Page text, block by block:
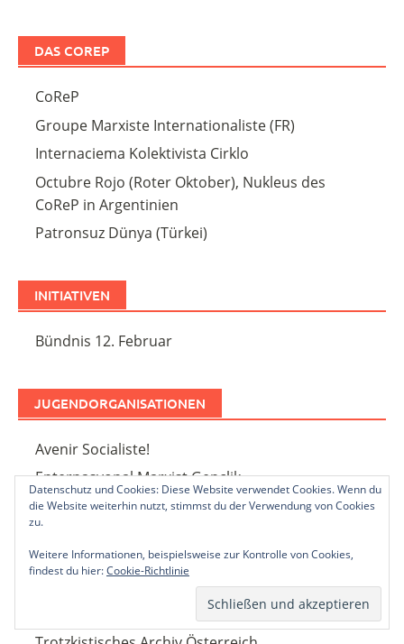
DAS COREP
CoReP
Groupe Marxiste Internationaliste (FR)
Internaciema Kolektivista Cirklo
Octubre Rojo (Roter Oktober), Nukleus des
CoReP in Argentinien
Patronsuz Dünya (Türkei)
INITIATIVEN
Bündnis 12. Februar
JUGENDORGANISATIONEN
Avenir Socialiste!
Enternasyonal Marxist Genclik
Marxistisches Internet Archiv
Datenschutz und Cookies: Diese Website verwendet Cookies. Wenn du
die Website weiterhin nutzt, stimmst du der Verwendung von Cookies
zu.
Weitere Informationen, beispielsweise zur Kontrolle von Cookies,
findest du hier:Cookie-Richtlinie